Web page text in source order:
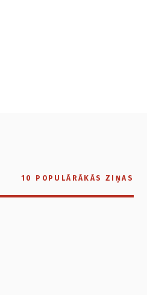
10 POPULĀRĀKĀS ZIŅAS